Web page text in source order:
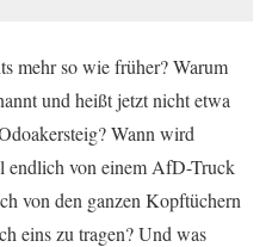
mehr so wie früher? Warum
und heißt jetzt nicht etwa
Wann wird
endlich von einem AfD-Truck
von den ganzen Kopftüchern
eins zu tragen? Und was